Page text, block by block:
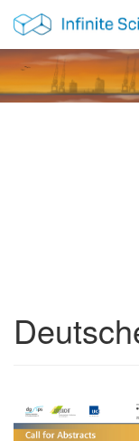
Hauptinhalt
Sidebar